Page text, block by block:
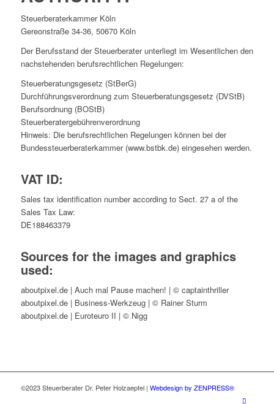
Steuerberaterkammer Köln
Gereonstraße 34-36, 50670 Köln
Der Berufsstand der Steuerberater unterliegt im Wesentlichen den
nachstehenden berufsrechtlichen Regelungen:
Steuerberatungsgesetz (StBerG)
Durchführungsverordnung zum Steuerberatungsgesetz (DVStB)
Berufsordnung (BOStB)
Steuerberatergebührenverordnung
Hinweis: Die berufsrechtlichen Regelungen können bei der
Bundessteuerberaterkammer (www.bstbk.de) eingesehen werden.
VAT ID:
Sales tax identification number according to Sect. 27 a of the
Sales Tax Law:
DE188463379
Sources for the images and graphics
used:
aboutpixel.de | Auch mal Pause machen! | © captainthriller
aboutpixel.de | Business-Werkzeug | © Rainer Sturm
aboutpixel.de | Euroteuro II | © Nigg
©2023 Steuerberater Dr. Peter Holzaepfel | Webdesign by ZENPRESS®